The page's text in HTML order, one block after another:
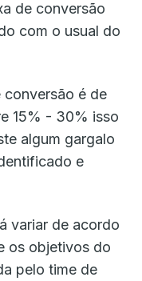
de conversão
com o usual do
conversão é de
15% - 30% isso
algum gargalo
e
variar de acordo
os objetivos do
pelo time de